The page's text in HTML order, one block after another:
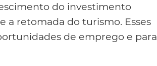
do investimento
a retomada do turismo. Esses
de emprego e para